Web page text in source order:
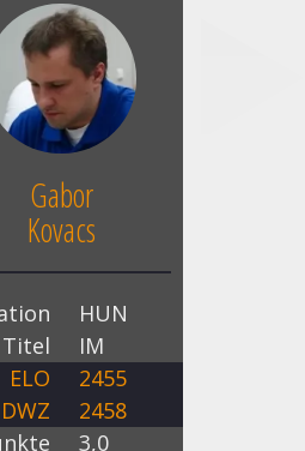
Gabor
Kovacs
HUN
Titel
IM
ELO
2455
DWZ
2458
3,0